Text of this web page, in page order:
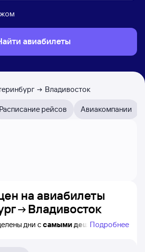
авиабилеты
Владивосток
Расписание рейсов Авиакомпании
на авиабилеты
Владивосток
дни ссамыми дешёвыми
Подробнее